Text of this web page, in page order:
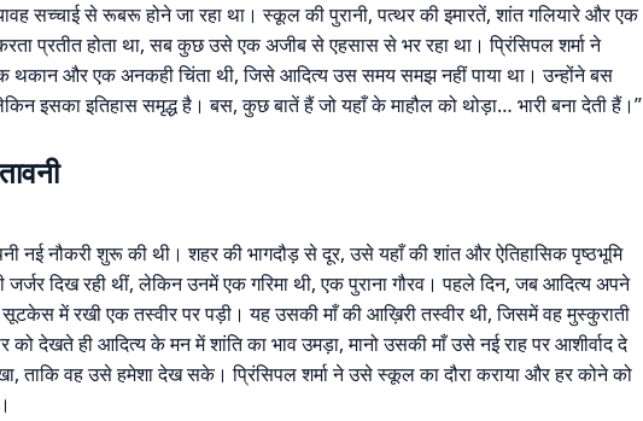
सच्चाई से रूबरू होने जा रहा था। स्कूल की पुरानी, पत्थर की इमारतें, शांत गलियारे और एक
प्रतीत होता था, सब कुछ उसे एक अजीब से एहसास से भर रहा था। प्रिंसिपल शर्मा ने
और एक अनकही चिंता थी, जिसे आदित्य उस समय समझ नहीं पाया था। उन्होंने बस
इसका इतिहास समृद्ध है। बस, कुछ बातें हैं जो यहाँ के माहौल को थोड़ा… भारी बना देती हैं।”
नई नौकरी शुरू की थी। शहर की भागदौड़ से दूर, उसे यहाँ की शांत और ऐतिहासिक पृष्ठभूमि
दिख रही थीं, लेकिन उनमें एक गरिमा थी, एक पुराना गौरव। पहले दिन, जब आदित्य अपने
में रखी एक तस्वीर पर पड़ी। यह उसकी माँ की आख़िरी तस्वीर थी, जिसमें वह मुस्कुराती
को देखते ही आदित्य के मन में शांति का भाव उमड़ा, मानो उसकी माँ उसे नई राह पर आशीर्वाद दे
ताकि वह उसे हमेशा देख सके। प्रिंसिपल शर्मा ने उसे स्कूल का दौरा कराया और हर कोने को